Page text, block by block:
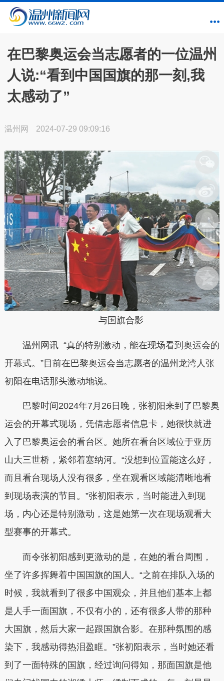
在巴黎奥运会当志愿者的一位温州
人说:“看到中国国旗的那一刻,我
太感动了”
温州网 2024-07-29 09:09:16
与国旗合影
温州网讯 “真的特别激动，能在现场看到奥运会的
开幕式。”目前在巴黎奥运会当志愿者的温州龙湾人张
初阳在电话那头激动地说。
巴黎时间2024年7月26日晚，张初阳来到了巴黎奥
运会的开幕式现场，凭借志愿者信息卡，她很快就进
入了巴黎奥运会的看台区。她所在看台区域位于亚历
山大三世桥，紧邻着塞纳河。“没想到位置能这么好，
而且看台现场人没有很多，坐在观看区域能清晰地看
到现场表演的节目。”张初阳表示，当时能进入到现
场，内心还是特别激动，这是她第一次在现场观看大
型赛事的开幕式。
而令张初阳感到更激动的是，在她的看台周围，
坐了许多挥舞着中国国旗的国人。“之前在排队入场的
时候，我就看到了很多中国观众，并且他们基本上都
是人手一面国旗，不仅有小的，还有很多人带的那种
大国旗，然后大家一起跟国旗合影。在那种氛围的感
染下，我感动得热泪盈眶。”张初阳表示，当时她还看
到了一面特殊的国旗，经过询问得知，那面国旗是他